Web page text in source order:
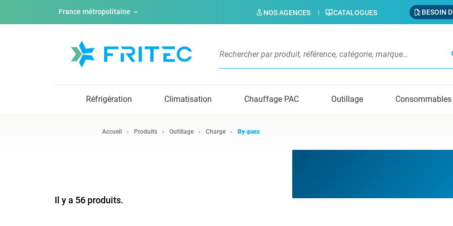
France métropolitaine NOS AGENCES CATALOGUES BESOIN
Réfrigération Climatisation Chauffage PAC Outillage Consommables
Accueil Produits Outillage Charge By-pass
Il y a 56 produits.